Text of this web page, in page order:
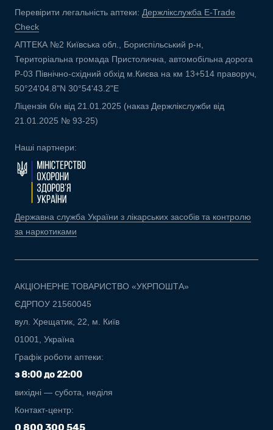
Перевірити легальність аптеки: Держлікслужба E-Trade
Check
АПТЕКА №2 Київська обл., Бориспільський р-н,
Територіальна громада Пристолична, автомобільна дорога
Р-03 Північно-східний обхід м.Києва на км 13+514 праворуч,
50°24'04.8"N 30°54'43.2"E
Ліцензія б/н від 21.01.2025 (наказ Держлікслужби від
21.01.2025 № 93-25)
Наші партнери:
Державна служба України з лікарських засобів та контролю
за наркотиками
АКЦІОНЕРНЕ ТОВАРИСТВО «УКРПОШТА»
ЄДРПОУ 21560045
вул. Хрещатик, 22, м. Київ
01001, Україна
Графік роботи аптеки:
з 8:00 до 22:00
вихідні — субота, неділя
Контакт-центр:
0 800 300 545